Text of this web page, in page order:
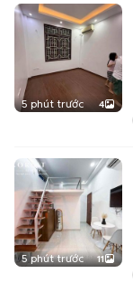
5 phút trước 4
5 phút trước 11